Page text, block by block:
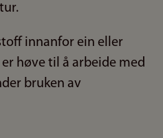
innanfor ein eller
høve til å arbeide med
bruken av